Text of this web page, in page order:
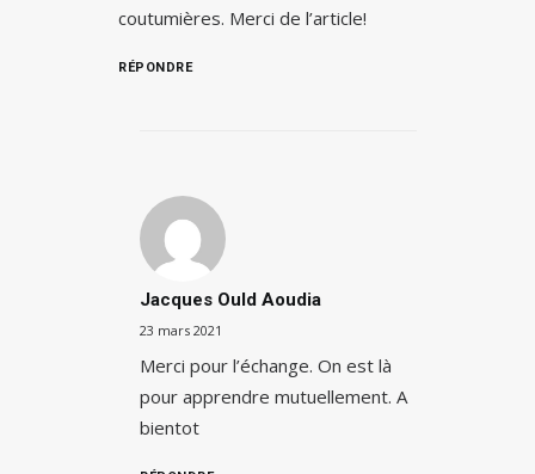
coutumières. Merci de l’article!
RÉPONDRE
Jacques Ould Aoudia
23 mars 2021
Merci pour l’échange. On est là
pour apprendre mutuellement. A
bientot